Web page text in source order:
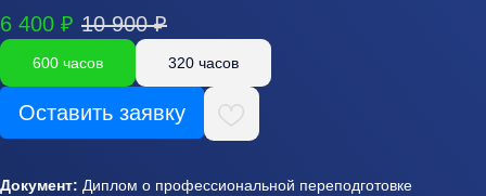
6 400 ₽ 10 900 ₽
600 часов 320 часов
Оставить заявку
Документ: Диплом о профессиональной переподготовке